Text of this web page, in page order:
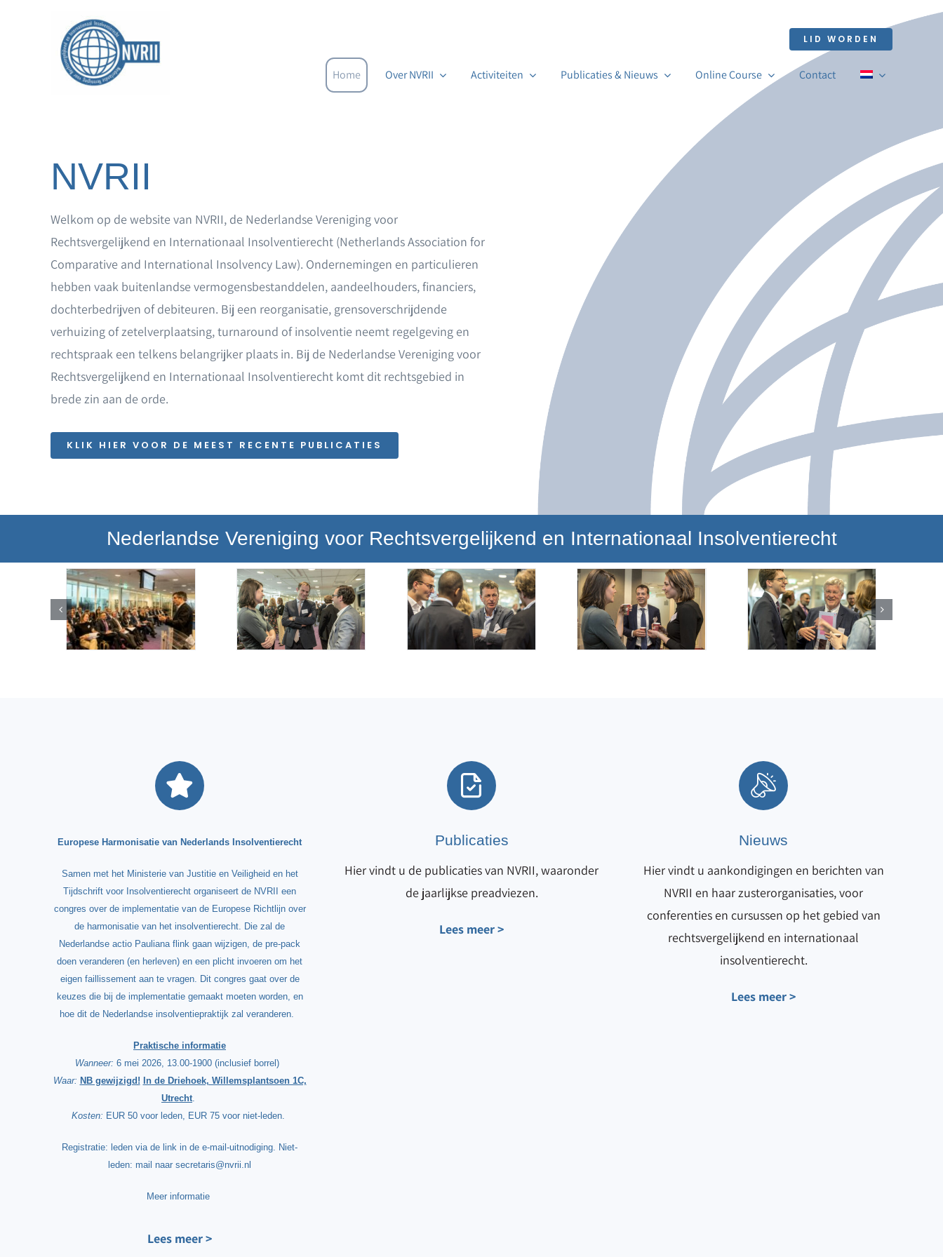
LID WORDEN
Home Over NVRII Activiteiten Publicaties & Nieuws Online Course Contact
NVRII
Welkom op de website van NVRII, de Nederlandse Vereniging voor
Rechtsvergelijkend en Internationaal Insolventierecht (Netherlands Association for
Comparative and International Insolvency Law). Ondernemingen en particulieren
hebben vaak buitenlandse vermogensbestanddelen, aandeelhouders, financiers,
dochterbedrijven of debiteuren. Bij een reorganisatie, grensoverschrijdende
verhuizing of zetelverplaatsing, turnaround of insolventie neemt regelgeving en
rechtspraak een telkens belangrijker plaats in. Bij de Nederlandse Vereniging voor
Rechtsvergelijkend en Internationaal Insolventierecht komt dit rechtsgebied in
brede zin aan de orde.
KLIK HIER VOOR DE MEEST RECENTE PUBLICATIES
Nederlandse Vereniging voor Rechtsvergelijkend en Internationaal Insolventierecht
Europese Harmonisatie van Nederlands Insolventierecht
Samen met het Ministerie van Justitie en Veiligheid en het
Tijdschrift voor Insolventierecht organiseert de NVRII een
congres over de implementatie van de Europese Richtlijn over
de harmonisatie van het insolventierecht. Die zal de
Nederlandse actio Pauliana flink gaan wijzigen, de pre-pack
doen veranderen (en herleven) en een plicht invoeren om het
eigen faillissement aan te vragen. Dit congres gaat over de
keuzes die bij de implementatie gemaakt moeten worden, en
hoe dit de Nederlandse insolventiepraktijk zal veranderen.
Praktische informatie
Wanneer: 6 mei 2026, 13.00-1900 (inclusief borrel)
Waar: NB gewijzigd! In de Driehoek, Willemsplantsoen 1C,
Utrecht.
Kosten: EUR 50 voor leden, EUR 75 voor niet-leden.
Registratie: leden via de link in de e-mail-uitnodiging. Niet-
leden: mail naar secretaris@nvrii.nl
Meer informatie
Lees meer >
Publicaties
Hier vindt u de publicaties van NVRII, waaronder
de jaarlijkse preadviezen.
Lees meer >
Nieuws
Hier vindt u aankondigingen en berichten van
NVRII en haar zusterorganisaties, voor
conferenties en cursussen op het gebied van
rechtsvergelijkend en internationaal
insolventierecht.
Lees meer >